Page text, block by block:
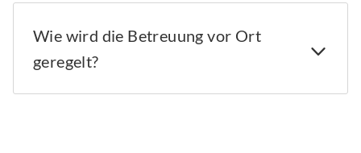
Wie wird die Betreuung vor Ort
geregelt?